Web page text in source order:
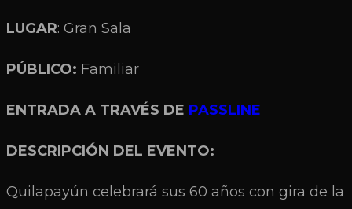
LUGAR: Gran Sala
PÚBLICO: Familiar
ENTRADA A TRAVÉS DE PASSLINE
DESCRIPCIÓN DEL EVENTO:
Quilapayún celebrará sus 60 años con gira de la